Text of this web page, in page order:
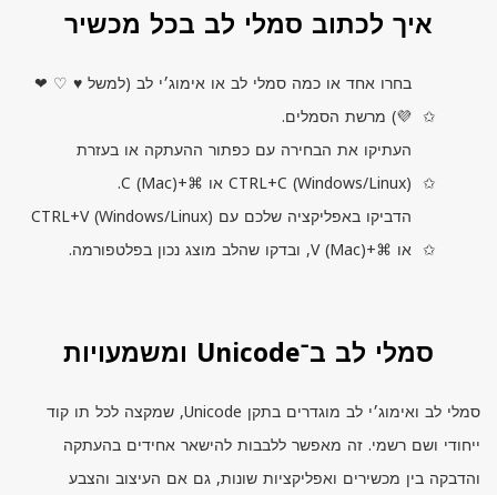
איך לכתוב סמלי לב בכל מכשיר
בחרו אחד או כמה סמלי לב או אימוג׳י לב (למשל ♥ ♡ ❤
💜) מרשת הסמלים.
העתיקו את הבחירה עם כפתור ההעתקה או בעזרת
CTRL+C (Windows/Linux) או ⌘+ C (Mac).
הדביקו באפליקציה שלכם עם
CTRL+V(Windows/Linux)
או ⌘+
V(Mac), ובדקו שהלב מוצג נכון בפלטפורמה.
סמלי לב ב־Unicode ומשמעויות
סמלי לב ואימוג׳י לב מוגדרים בתקן Unicode, שמקצה לכל תו קוד
ייחודי ושם רשמי. זה מאפשר ללבבות להישאר אחידים בהעתקה
והדבקה בין מכשירים ואפליקציות שונות, גם אם העיצוב והצבע